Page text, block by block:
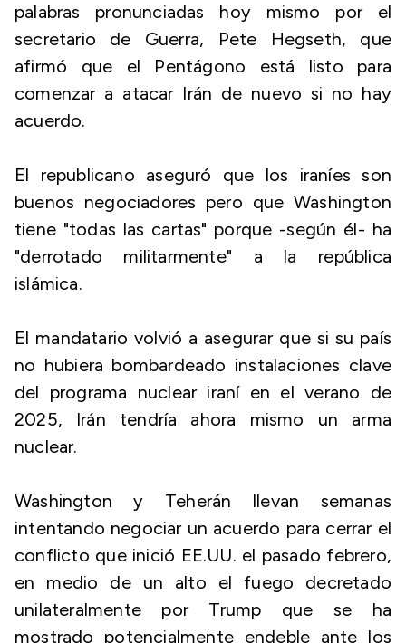
palabras pronunciadas hoy mismo por el
secretario de Guerra, Pete Hegseth, que
afirmó que el Pentágono está listo para
comenzar a atacar Irán de nuevo si no hay
acuerdo.
El republicano aseguró que los iraníes son
buenos negociadores pero que Washington
tiene "todas las cartas" porque -según él- ha
"derrotado militarmente" a la república
islámica.
El mandatario volvió a asegurar que si su país
no hubiera bombardeado instalaciones clave
del programa nuclear iraní en el verano de
2025, Irán tendría ahora mismo un arma
nuclear.
Washington y Teherán llevan semanas
intentando negociar un acuerdo para cerrar el
conflicto que inició EE.UU. el pasado febrero,
en medio de un alto el fuego decretado
unilateralmente por Trump que se ha
mostrado potencialmente endeble ante los